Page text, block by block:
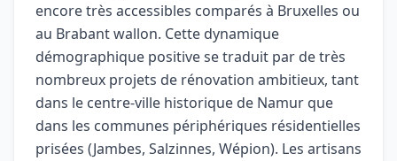
encore très accessibles comparés à Bruxelles ou
au Brabant wallon. Cette dynamique
démographique positive se traduit par de très
nombreux projets de rénovation ambitieux, tant
dans le centre-ville historique de Namur que
dans les communes périphériques résidentielles
prisées (Jambes, Salzinnes, Wépion). Les artisans